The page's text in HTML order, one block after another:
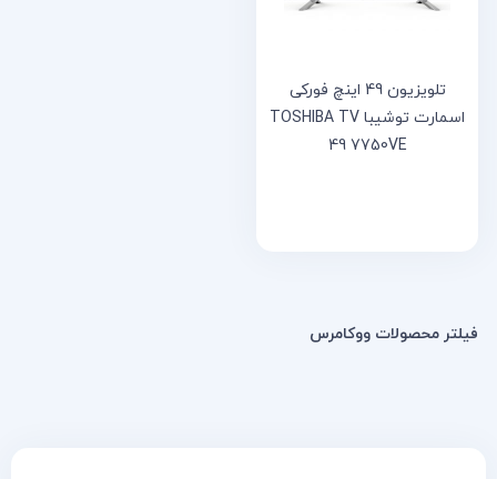
مقالات
تلویزیون 49 اینچ فورکی
اسمارت توشیبا TOSHIBA TV
49 7750VE
فیلتر محصولات ووکامرس